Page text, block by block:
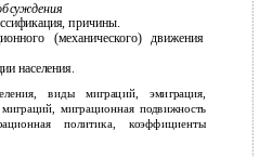
причины.
(механического) движения
населения.
виды миграций, эмиграция,
миграционная подвижность
политика, коэффициенты